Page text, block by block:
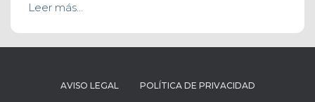
Leer más…
AVISO LEGAL POLÍTICA DE PRIVACIDAD